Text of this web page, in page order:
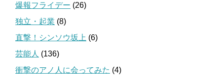
爆報フライデー (26)
独立・起業 (8)
直撃！シンソウ坂上 (6)
芸能人 (136)
衝撃のアノ人に会ってみた (4)